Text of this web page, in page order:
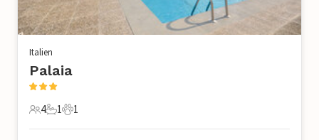
Italien
Palaia
4 Gäster
4
1 Badrum
1
1 Husdjur
1